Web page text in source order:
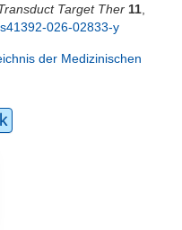
Target Ther 11
026-02833-y
der Medizinischen